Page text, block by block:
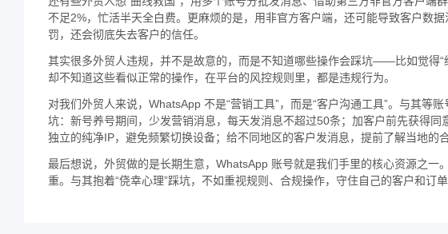
不足2%，忙活半天全白费。更麻烦的是，用非官方客户端，还可能导致客户数
罚，还会彻底失去客户的信任。
其实很多外贸人违规，并不是故意的，而是不知道哪些操作会踩坑——比如觉得“
却不知道这些看似正常的操作，在平台的风控规则里，都是违规行为。
对我们外贸人来说，WhatsApp 不是“营销工具”，而是“客户沟通工具”。与其等
坑：新号养号期间，少发营销消息，每天发消息不超过50条；加客户前先获得
独立的纯净IP，避免频繁切换设备；给不同地区的客户发消息，提前了解当地的合
最后想说，外贸做的是长期生意，WhatsApp 账号就是我们手里的核心资源之一
重。与其抱着“侥幸心理”踩坑，不如重视规则、合规操作，守住自己的客户和